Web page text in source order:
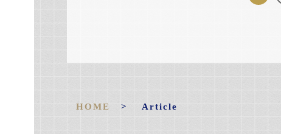
HOME > Article